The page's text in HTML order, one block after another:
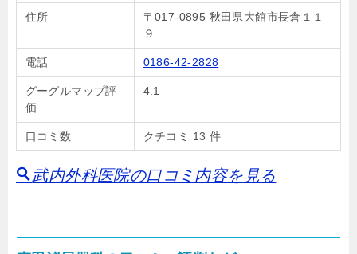
住所
〒017-0895 秋田県大館市長倉１１
９
電話 0186-42-2828
グーグルマップ評
価
4.1
口コミ数 クチコミ 13 件
武内外科医院の口コミ内容を見る